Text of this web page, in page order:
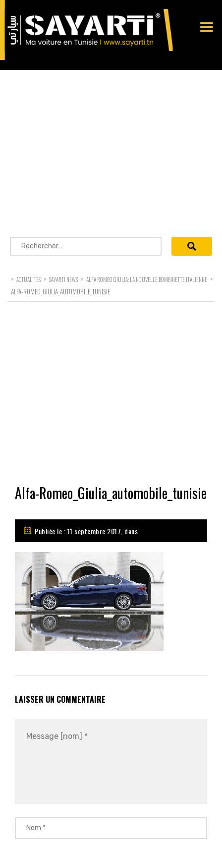
Rechercher :
> ACTUALITÉS > SAYARTI NEWS > ALFA ROMEO GIULIA: LA NOUVELLE BOMBINETTE ITALIENNE >
ALFA-ROMEO_GIULIA_AUTOMOBILE_TUNISIE
Alfa-Romeo_Giulia_automobile_tunisie
Publiée le : 11 septembre 2017, dans
LAISSER UN COMMENTAIRE